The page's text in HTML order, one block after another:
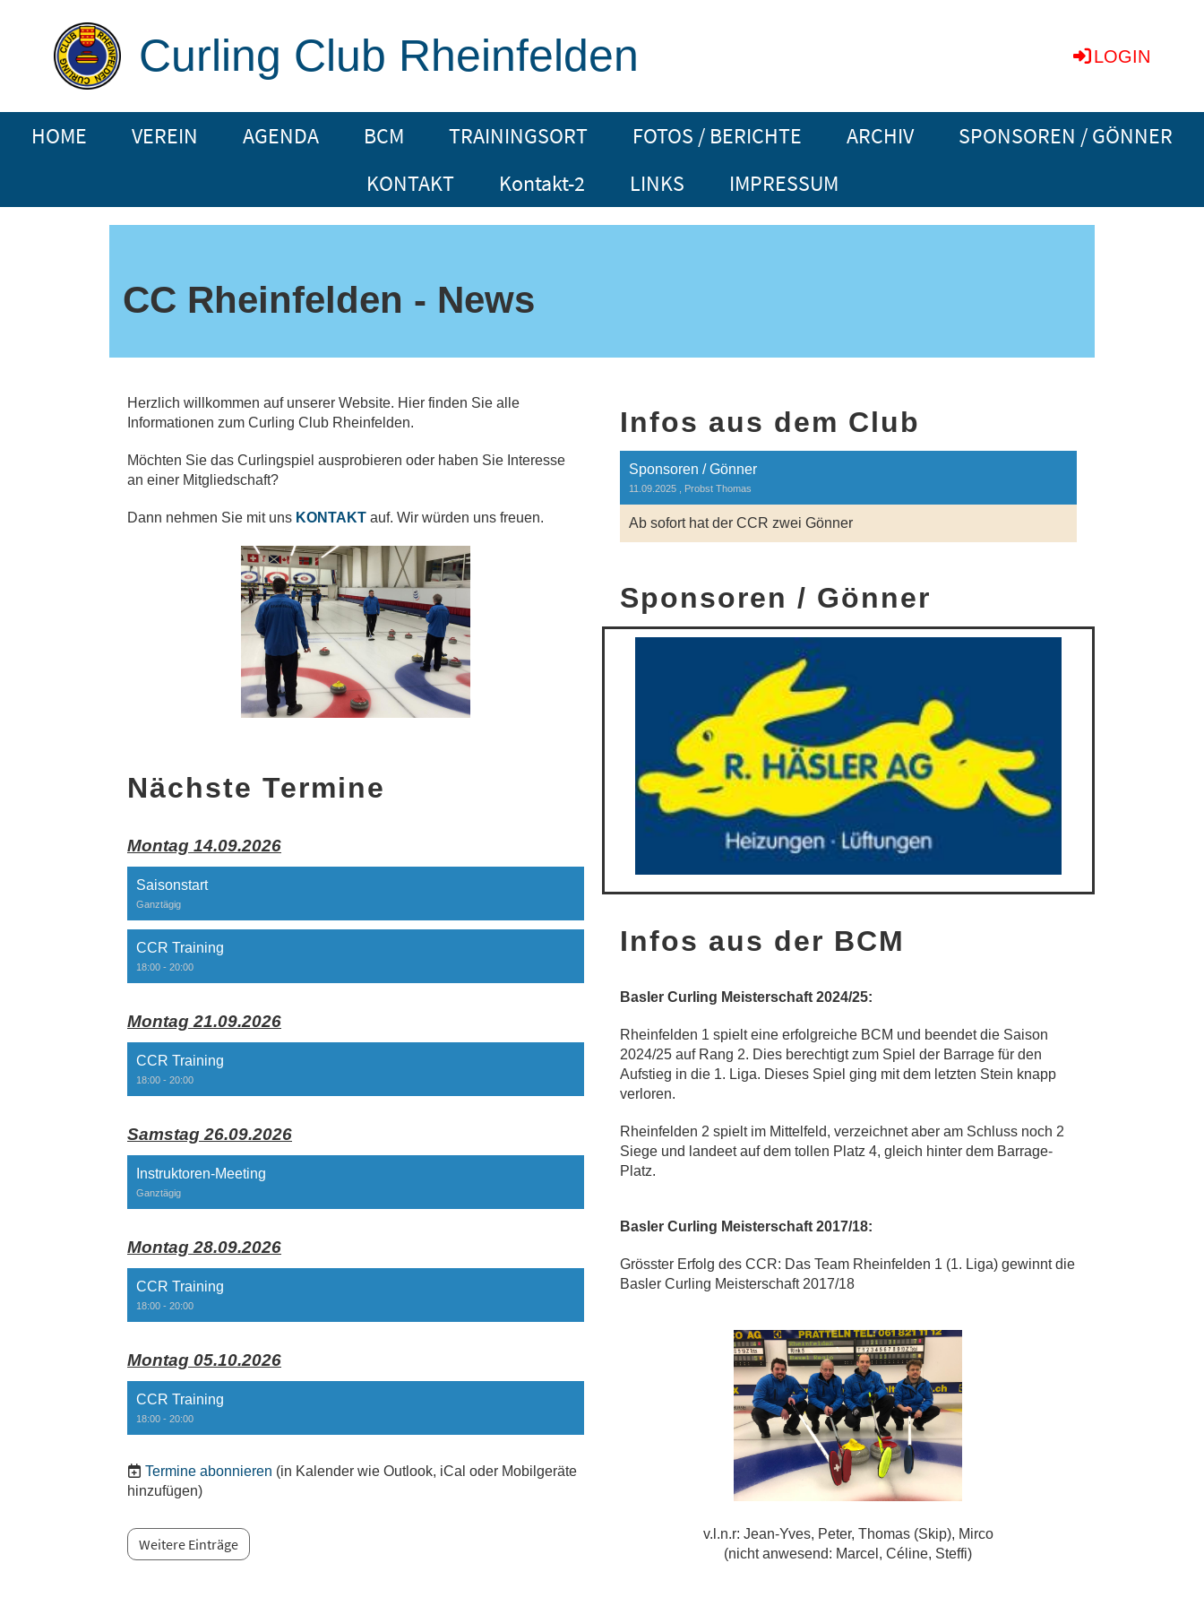
Curling Club Rheinfelden LOGIN
HOME VEREIN AGENDA BCM TRAININGSORT FOTOS / BERICHTE ARCHIV
SPONSOREN / GÖNNER
KONTAKT
Kontakt-2 LINKS IMPRESSUM
CC Rheinfelden - News
Herzlich willkommen auf unserer Website. Hier finden Sie alle
Informationen zum Curling Club Rheinfelden.
Möchten Sie das Curlingspiel ausprobieren oder haben Sie Interesse
an einer Mitgliedschaft?
Dann nehmen Sie mit uns KONTAKT auf. Wir würden uns freuen.
Nächste Termine
Montag 14.09.2026
Saisonstart
Ganztägig
CCR Training
18:00 - 20:00
Montag 21.09.2026
CCR Training
18:00 - 20:00
Samstag 26.09.2026
Instruktoren-Meeting
Ganztägig
Montag 28.09.2026
CCR Training
18:00 - 20:00
Montag 05.10.2026
CCR Training
18:00 - 20:00
Termine abonnieren (in Kalender wie Outlook, iCal oder Mobilgeräte
hinzufügen)
Weitere Einträge
Infos aus dem Club
Sponsoren / Gönner
11.09.2025, Probst Thomas
Ab sofort hat der CCR zwei Gönner
Sponsoren / Gönner
Infos aus der BCM
Basler Curling Meisterschaft 2024/25:
Rheinfelden 1 spielt eine erfolgreiche BCM und beendet die Saison
2024/25 auf Rang 2. Dies berechtigt zum Spiel der Barrage für den
Aufstieg in die 1. Liga. Dieses Spiel ging mit dem letzten Stein knapp
verloren.
Rheinfelden 2 spielt im Mittelfeld, verzeichnet aber am Schluss noch 2
Siege und landeet auf dem tollen Platz 4, gleich hinter dem Barrage-
Platz.
Basler Curling Meisterschaft 2017/18:
Grösster Erfolg des CCR: Das Team Rheinfelden 1 (1. Liga) gewinnt die
Basler Curling Meisterschaft 2017/18
v.l.n.r: Jean-Yves, Peter, Thomas (Skip), Mirco
(nicht anwesend: Marcel, Céline, Steffi)